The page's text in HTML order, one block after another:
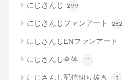
にじさんじ 299
にじさんじファンアート 282
にじさんじENファンアート
にじさんじ全体 11
にじさんじ配信切り抜き 5